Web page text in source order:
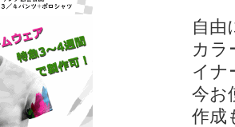
自由
カラ
イナ
今お
作成